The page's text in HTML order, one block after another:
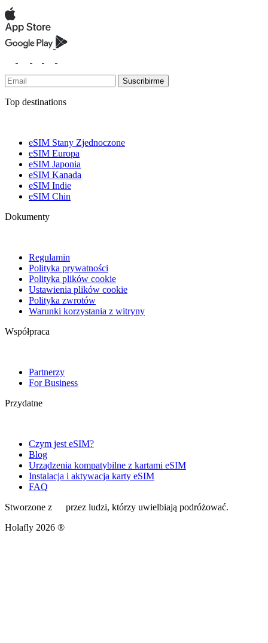
Suscribirme
Top destinations
eSIM Stany Zjednoczone
eSIM Europa
eSIM Japonia
eSIM Kanada
eSIM Indie
eSIM Chin
Dokumenty
Regulamin
Polityka prywatności
Polityka plików cookie
Ustawienia plików cookie
Polityka zwrotów
Warunki korzystania z witryny
Współpraca
Partnerzy
For Business
Przydatne
Czym jest eSIM?
Blog
Urządzenia kompatybilne z kartami eSIM
Instalacja i aktywacja karty eSIM
FAQ
Stworzone z
przez ludzi, którzy uwielbiają podróżować.
Holafly 2026 ®